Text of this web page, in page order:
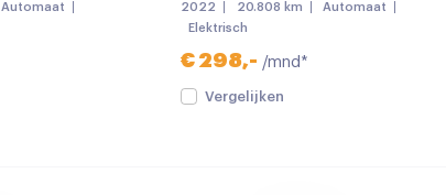
Multimedia-voorbereiding
Radio
Achterbank in delen neerklapbaar
Automaat
2022 20.808 km
Automaat
Elektrisch
€ 298,- /mnd*
Vergelijken